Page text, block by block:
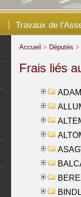
Travaux de
Accueil > Députés >
Frais liés